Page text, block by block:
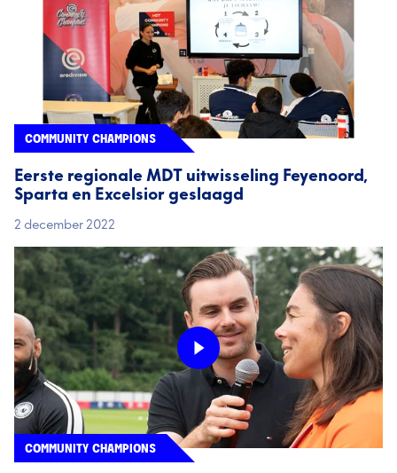
Eerste regionale MDT uitwisseling Feyenoord,
Sparta en Excelsior geslaagd
COMMUNITY CHAMPIONS
2 december 2022
COMMUNITY CHAMPIONS